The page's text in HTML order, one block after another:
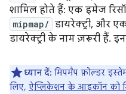
शामिल होते हैं: एक इमेज
mipmap/ डायरेक्ट्री, और
डायरेक्ट्री के नाम ज़रूरी हैं.
ध्यान दें: मिपमैप फ़ोल्डर
लिए, ऐप्लिकेशन के आइकॉन को